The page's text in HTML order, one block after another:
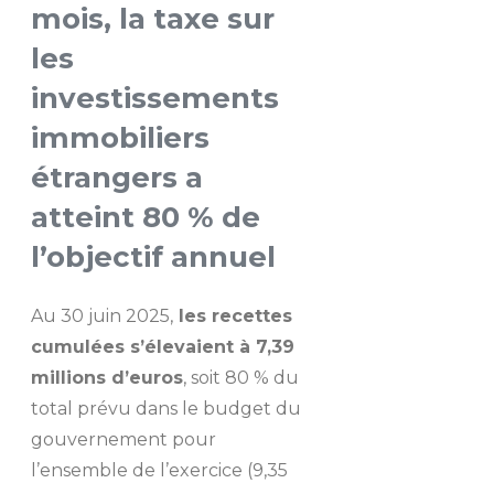
mois, la taxe sur
les
investissements
immobiliers
étrangers a
atteint 80 % de
l’objectif annuel
Au 30 juin 2025, les recettes
cumulées s’élevaient à 7,39
millions d’euros, soit 80 % du
total prévu dans le budget du
gouvernement pour
l’ensemble de l’exercice (9,35